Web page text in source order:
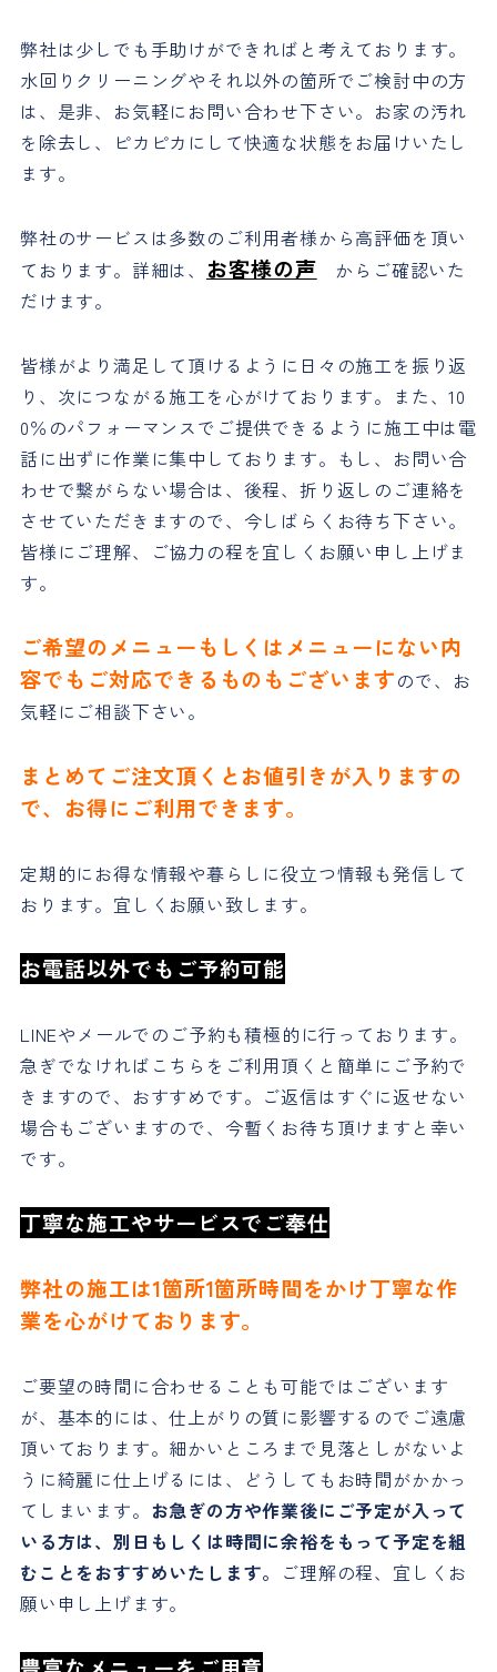
弊社は少しでも手助けができればと考えております。
水回りクリーニングやそれ以外の箇所でご検討中の方
は、是非、お気軽にお問い合わせ下さい。お家の汚れ
を除去し、ピカピカにして快適な状態をお届けいたし
ます。
弊社のサービスは多数のご利用者様から高評価を頂い
ております。詳細は、 お客様の声 からご確認いた
だけます。
皆様がより満足して頂けるように日々の施工を振り返
り、次につながる施工を心がけております。また、10
0％のパフォーマンスでご提供できるように施工中は電
話に出ずに作業に集中しております。もし、お問い合
わせで繋がらない場合は、後程、折り返しのご連絡を
させていただきますので、今しばらくお待ち下さい。
皆様にご理解、ご協力の程を宜しくお願い申し上げま
す。
ご希望のメニューもしくはメニューにない内
容でもご対応できるものもございますので、お
気軽にご相談下さい。
まとめてご注文頂くとお値引きが入りますの
で、お得にご利用できます。
定期的にお得な情報や暮らしに役立つ情報も発信して
おります。宜しくお願い致します。
お電話以外でもご予約可能
LINEやメールでのご予約も積極的に行っております。
急ぎでなければこちらをご利用頂くと簡単にご予約で
きますので、おすすめです。ご返信はすぐに返せない
場合もございますので、今暫くお待ち頂けますと幸い
です。
丁寧な施工やサービスでご奉仕
弊社の施工は1箇所1箇所時間をかけ丁寧な作
業を心がけております。
ご要望の時間に合わせることも可能ではございます
が、基本的には、仕上がりの質に影響するのでご遠慮
頂いております。細かいところまで見落としがないよ
うに綺麗に仕上げるには、どうしてもお時間がかかっ
てしまいます。 お急ぎの方や作業後にご予定が入って
いる方は、別日もしくは時間に余裕をもって予定を組
むことをおすすめいたします。 ご理解の程、宜しくお
願い申し上げます。